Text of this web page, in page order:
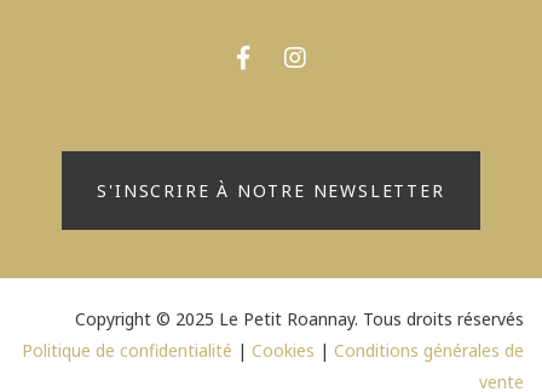
S'INSCRIRE À NOTRE NEWSLETTER
Copyright © 2025 Le Petit Roannay. Tous droits réservés
Politique de confidentialité | Cookies | Conditions générales de
vente